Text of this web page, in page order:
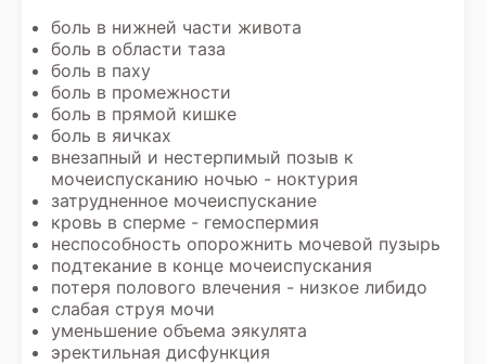
боль в нижней части живота
боль в области таза
боль в паху
боль в промежности
боль в прямой кишке
боль в яичках
внезапный и нестерпимый позыв к
мочеиспусканию ночью - ноктурия
затрудненное мочеиспускание
кровь в сперме - гемоспермия
неспособность опорожнить мочевой пузырь
подтекание в конце мочеиспускания
потеря полового влечения - низкое либидо
слабая струя мочи
уменьшение объема эякулята
эректильная дисфункция